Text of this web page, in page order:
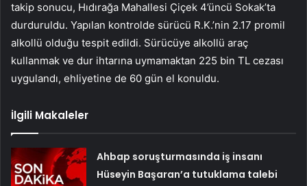
takip sonucu, Hıdırağa Mahallesi Çiçek 4’üncü Sokak’ta
durduruldu. Yapılan kontrolde sürücü R.K.’nin 2.17 promil
alkollü olduğu tespit edildi. Sürücüye alkollü araç
kullanmak ve dur ihtarına uymamaktan 225 bin TL cezası
uygulandı, ehliyetine de 60 gün el konuldu.
İlgili Makaleler
Ahbap soruşturmasında iş insanı
Hüseyin Başaran’a tutuklama talebi